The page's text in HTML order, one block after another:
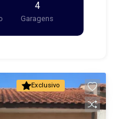
conosco!
4
Garagens
Exclusivo